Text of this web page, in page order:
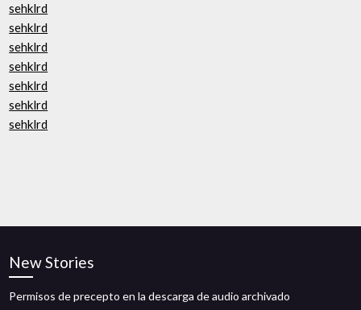
sehklrd
sehklrd
sehklrd
sehklrd
sehklrd
sehklrd
sehklrd
New Stories
Permisos de precepto en la descarga de audio archivado